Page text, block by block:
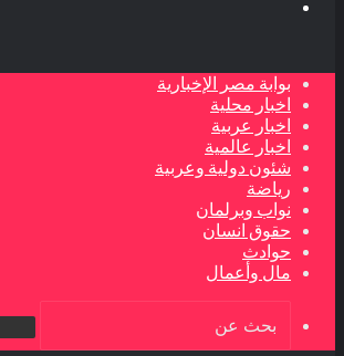
بوابة مصر الإخبارية
اخبار محلية
اخبار عربية
اخبار عالمية
شئون دولية وعربية
رياضة
نواب وبرلمان
حقوق انسان
حوادث
مال وأعمال